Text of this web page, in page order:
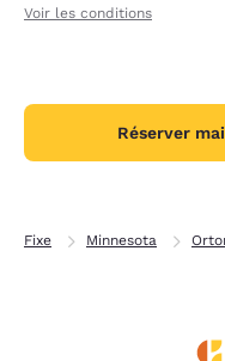
progression vers des
Voir les conditions
Réserver
Fixe Minnesota